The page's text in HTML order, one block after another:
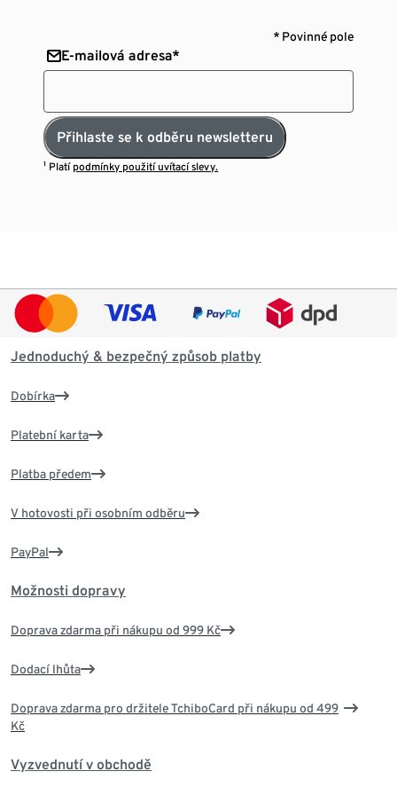
* Povinné pole
E-mailová adresa*
Přihlaste se k odběru newsletteru
¹ Platí podmínky použití uvítací slevy.
Jednoduchý & bezpečný způsob platby
Dobírka
Platební karta
Platba předem
V hotovosti při osobním odběru
PayPal
Možnosti dopravy
Doprava zdarma při nákupu od 999 Kč
Dodací lhůta
Doprava zdarma pro držitele TchiboCard při nákupu od 499
Kč
Vyzvednutí v obchodě